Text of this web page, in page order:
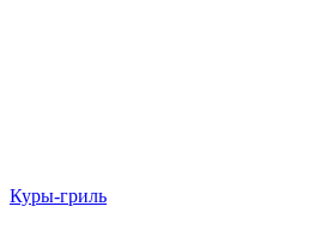
Куры-гриль